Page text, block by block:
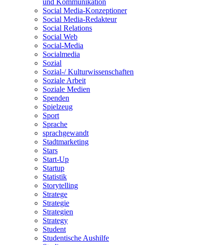
Social Media-Konzeptioner
Social Media-Redakteur
Social Relations
Social Web
Social-Media
Socialmedia
Sozial
Sozial-/ Kulturwissenschaften
Soziale Arbeit
Soziale Medien
Spenden
Spielzeug
Sport
Sprache
sprachgewandt
Stadtmarketing
Stars
Start-Up
Startup
Statistik
Storytelling
Stratege
Strategie
Strategien
Strategy
Student
Studentische Aushilfe